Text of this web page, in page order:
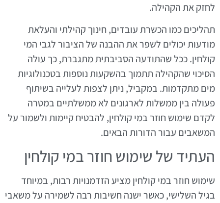
לחזק את הקהילה.
תהליכים כמו הכשרת עובדים, חינוך קהילתי והעלאת
מודעות יכולים לשפר את ההבנה של הציבור לגבי המי
קולחין. ככל שהתודעה הסביבתית מתגברת, כך עולה
הסיכוי שהקהילה תתמוך בהשקעות נוספות בטכנולוגיות
מים מתקדמות. במקביל, ניתן לצפות לעלייה בשיתוף
פעולה בין ממשלות לארגונים לא ממשלתיים במטרה
לקדם שימוש חוזר במי קולחין, להבטיח קיימות ולשמור על
המשאבים עבור הדורות הבאים.
העתיד של שימוש חוזר במי קולחין
שימוש חוזר במי קולחין מציע הזדמנויות רבות, במיוחד
בגיל השלישי, כאשר ישנה חשיבות רבה לשמירה על משאבי